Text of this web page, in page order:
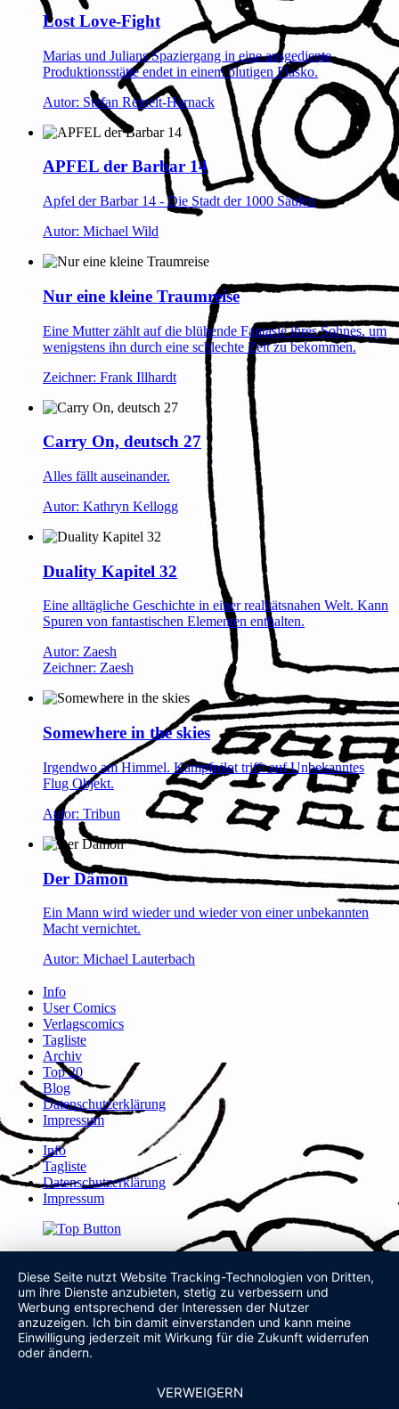
Lost Love-Fight
Marias und Julians Spaziergang in eine ausgediente
Produktionsstätte endet in einem blutigen Fiasko.
Autor: Stefan Reinelt-Harnack
APFEL der Barbar 14
Apfel der Barbar 14 - Die Stadt der 1000 Säulen
Autor: Michael Wild
Nur eine kleine Traumreise
Eine Mutter zählt auf die blühende Fantasie ihres Sohnes, um
wenigstens ihn durch eine schlechte Zeit zu bekommen.
Zeichner: Frank Illhardt
Carry On, deutsch 27
Alles fällt auseinander.
Autor: Kathryn Kellogg
Duality Kapitel 32
Eine alltägliche Geschichte in einer realitätsnahen Welt. Kann
Spuren von fantastischen Elementen enthalten.
Autor: Zaesh
Zeichner: Zaesh
Somewhere in the skies
Irgendwo am Himmel. Kampfpilot trifft auf Unbekanntes
Flug Objekt.
Autor: Tribun
Der Dämon
Ein Mann wird wieder und wieder von einer unbekannten
Macht vernichtet.
Autor: Michael Lauterbach
Info
User Comics
Verlagscomics
Tagliste
Archiv
Top 20
Blog
Datenschutzerklärung
Impressum
Info
Tagliste
Datenschutzerklärung
Impressum
Diese Seite nutzt Website Tracking-Technologien von Dritten,
um ihre Dienste anzubieten, stetig zu verbessern und
Werbung entsprechend der Interessen der Nutzer
anzuzeigen. Ich bin damit einverstanden und kann meine
Einwilligung jederzeit mit Wirkung für die Zukunft widerrufen
oder ändern.
VERWEIGERN